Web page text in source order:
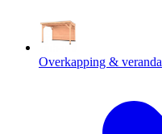
Overkapping & veranda